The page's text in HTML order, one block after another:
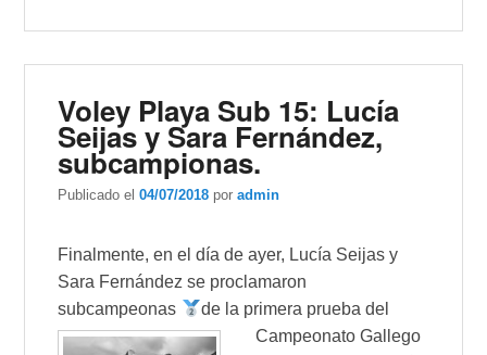
Voley Playa Sub 15: Lucía
Seijas y Sara Fernández,
subcampionas.
Publicado el04/07/2018 poradmin
Finalmente, en el día de ayer, Lucía Seijas y
Sara Fernández se proclamaron
subcampeonas
de la primera prueba del
Campeonato Gallego